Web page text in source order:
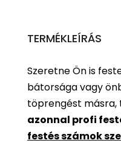
TERMÉKLEÍRÁS
Szeretne Ön is
bátorsága vagy
töprengést másra,
azonnal profi
festés számok